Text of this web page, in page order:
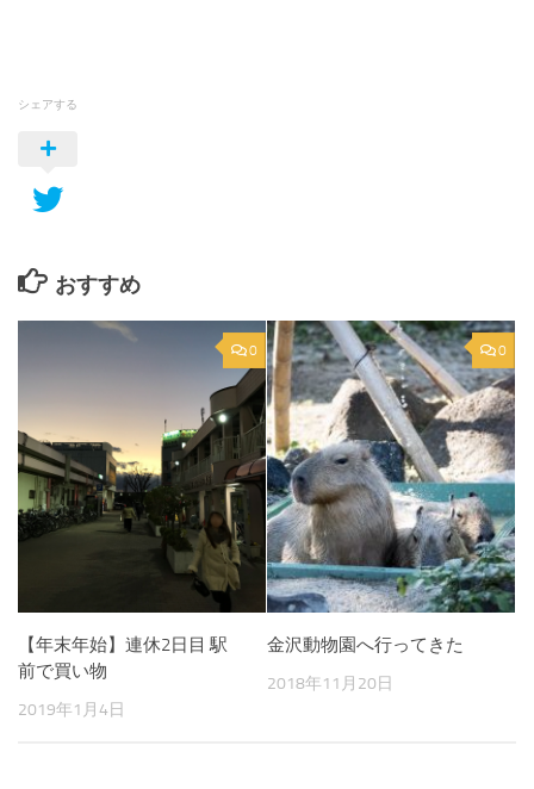
シェアする
おすすめ
0
【年末年始】連休2日目 駅
前で買い物
2019年1月4日
0
金沢動物園へ行ってきた
2018年11月20日